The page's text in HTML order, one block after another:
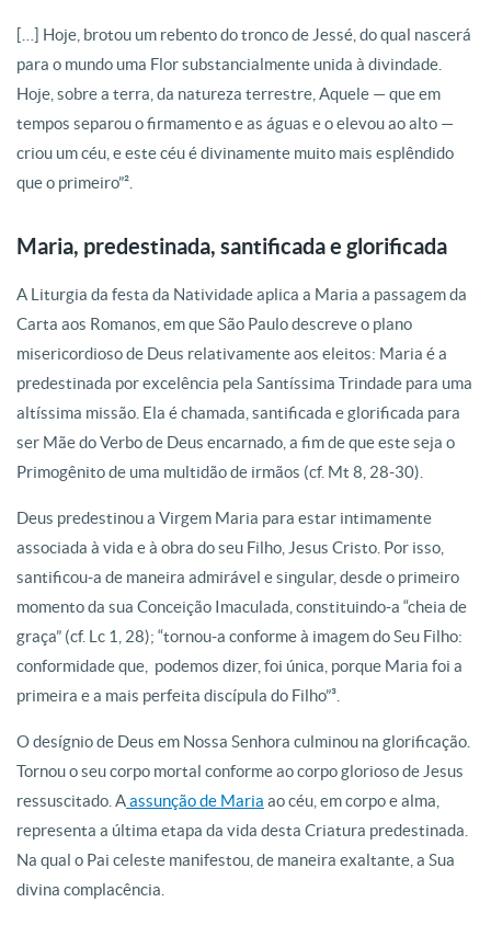
[…] Hoje, brotou um rebento do tronco de Jessé, do qual nascerá
para o mundo uma Flor substancialmente unida à divindade.
Hoje, sobre a terra, da natureza terrestre, Aquele — que em
tempos separou o firmamento e as águas e o elevou ao alto —
criou um céu, e este céu é divinamente muito mais esplêndido
que o primeiro”².
Maria, predestinada, santificada e glorificada
A Liturgia da festa da Natividade aplica a Maria a passagem da
Carta aos Romanos, em que São Paulo descreve o plano
misericordioso de Deus relativamente aos eleitos: Maria é a
predestinada por excelência pela Santíssima Trindade para uma
altíssima missão. Ela é chamada, santificada e glorificada para
ser Mãe do Verbo de Deus encarnado, a fim de que este seja o
Primogênito de uma multidão de irmãos (cf. Mt 8, 28-30).
Deus predestinou a Virgem Maria para estar intimamente
associada à vida e à obra do seu Filho, Jesus Cristo. Por isso,
santificou-a de maneira admirável e singular, desde o primeiro
momento da sua Conceição Imaculada, constituindo-a “cheia de
graça” (cf. Lc 1, 28); “tornou-a conforme à imagem do Seu Filho:
conformidade que, podemos dizer, foi única, porque Maria foi a
primeira e a mais perfeita discípula do Filho”³.
O desígnio de Deus em Nossa Senhora culminou na glorificação.
Tornou o seu corpo mortal conforme ao corpo glorioso de Jesus
ressuscitado. Aassunção de Maria ao céu, em corpo e alma,
representa a última etapa da vida desta Criatura predestinada.
Na qual o Pai celeste manifestou, de maneira exaltante, a Sua
divina complacência.